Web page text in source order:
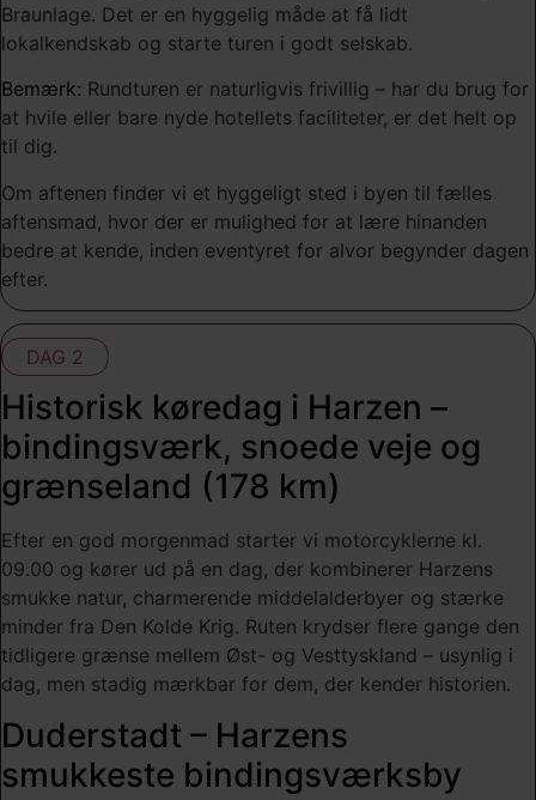
Braunlage. Det er en hyggelig måde at få lidt
lokalkendskab og starte turen i godt selskab.
Bemærk: Rundturen er naturligvis frivillig – har du brug for
at hvile eller bare nyde hotellets faciliteter, er det helt op
til dig.
Om aftenen finder vi et hyggeligt sted i byen til fælles
aftensmad, hvor der er mulighed for at lære hinanden
bedre at kende, inden eventyret for alvor begynder dagen
efter.
DAG 2
Historisk køredag i Harzen –
bindingsværk, snoede veje og
grænseland (178 km)
Efter en god morgenmad starter vi motorcyklerne kl.
09.00 og kører ud på en dag, der kombinerer Harzens
smukke natur, charmerende middelalderbyer og stærke
minder fra Den Kolde Krig. Ruten krydser flere gange den
tidligere grænse mellem Øst- og Vesttyskland – usynlig i
dag, men stadig mærkbar for dem, der kender historien.
Duderstadt – Harzens
smukkeste bindingsværksby